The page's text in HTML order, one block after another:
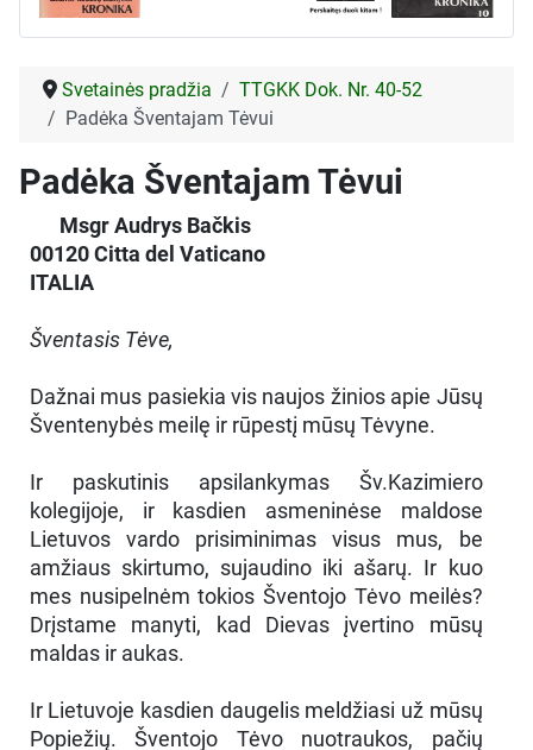
Svetainės pradžia
TTGKK Dok. Nr. 40-52
Padėka Šventajam Tėvui
Padėka Šventajam Tėvui
Msgr Audrys Bačkis
00120 Citta del Vaticano
ITALIA
Šventasis Tėve,
Dažnai mus pasiekia vis naujos žinios apie Jūsų
Šventenybės meilę ir rūpestį mūsų Tėvyne.
Ir paskutinis apsilankymas Šv.Kazimiero
kolegijoje, ir kasdien asmeninėse maldose
Lietuvos vardo prisiminimas visus mus, be
amžiaus skirtumo, sujaudino iki ašarų. Ir kuo
mes nusipelnėm tokios Šventojo Tėvo meilės?
Drįstame manyti, kad Dievas įvertino mūsų
maldas ir aukas.
Ir Lietuvoje kasdien daugelis meldžiasi už mūsų
Popiežių. Šventojo Tėvo nuotraukos, pačių